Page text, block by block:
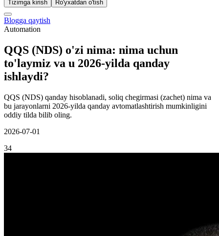
Tizimga kirish
Ro'yxatdan o'tish
Blogga qaytish
Automation
QQS (NDS) o'zi nima: nima uchun
to'laymiz va u 2026-yilda qanday
ishlaydi?
QQS (NDS) qanday hisoblanadi, soliq chegirmasi (zachet) nima va
bu jarayonlarni 2026-yilda qanday avtomatlashtirish mumkinligini
oddiy tilda bilib oling.
2026-07-01
34